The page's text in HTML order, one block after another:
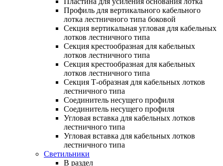
Профиль для вертикального кабельного
лотка лестничного типа боковой
Секция вертикальная угловая для кабельных
лотков лестничного типа
Секция крестообразная для кабельных
лотков лестничного типа
Секция крестообразная для кабельных
лотков лестничного типа
Секция Т-образная для кабельных лотков
лестничного типа
Соединитель несущего профиля
Соединитель несущего профиля
Угловая вставка для кабельных лотков
лестничного типа
Угловая вставка для кабельных лотков
лестничного типа
Светильники
В раздел